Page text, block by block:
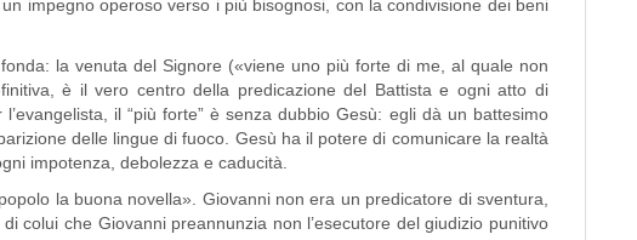
impegno operoso verso i più bisognosi, con la condivisione dei beni
la venuta del Signore («viene uno più forte di me, al quale non
è il vero centro della predicazione del Battista e ogni atto di
il “più forte” è senza dubbio Gesù: egli dà un battesimo
delle lingue di fuoco. Gesù ha il potere di comunicare la realtà
impotenza, debolezza e caducità.
la buona novella». Giovanni non era un predicatore di sventura,
colui che Giovanni preannunzia non l’esecutore del giudizio punitivo